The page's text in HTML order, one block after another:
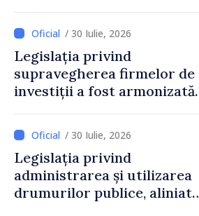
/ 30 Iulie, 2026
Legislația privind
supravegherea firmelor de
investiții a fost armonizată
/ 30 Iulie, 2026
Legislația privind
administrarea și utilizarea
drumurilor publice, aliniată